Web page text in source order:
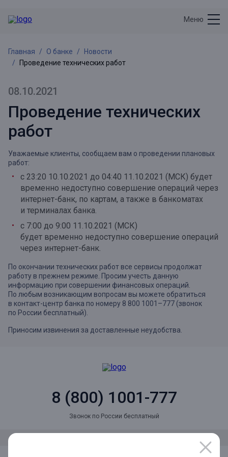
Меню
Главная О банке
Новости
Проведение технических работ
08.10.2021
Проведение технических
работ
Уважаемые клиенты, сообщаем вам о проведении плановых
работ:
с 23:20 10.10.2021 до 04:40 11.10.2021 (МСК) будет
временно недоступно совершение операций через
интернет-банк, по картам, а также в банкоматах
и терминалах банка.
с 7:00 до 9:00 11.10.2021 (МСК)
будет временно недоступно совершение операций
через интернет-банк.
По окончании технических работ все сервисы продолжат
работу в прежнем режиме. Просим учесть данную
информацию при совершении финансовых операций.
По любым возникающим вопросам вы можете обратиться
в контакт-центр банка по номеру 8 800 1001–777 (звонок
по России бесплатный).
Приносим извинения за доставленные неудобства.
8 (800) 1001-777
Звонок по России бесплатный